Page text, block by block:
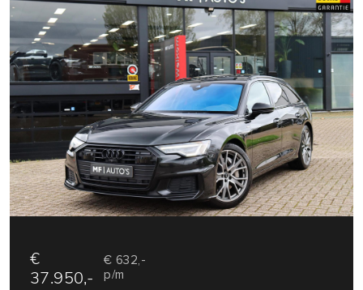
€
37.950,-
€ 632,-
p/m